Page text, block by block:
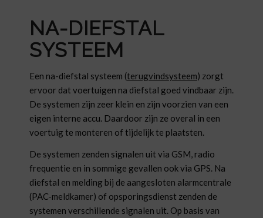
NA-DIEFSTAL
SYSTEEM
Een na-diefstal systeem (terugvindsysteem) zorgt
ervoor dat voertuigen na diefstal goed vindbaar zijn.
De systemen zijn zeer klein en zijn voorzien van een
eigen interne accu. Daardoor zijn ze overal in een
voertuig te monteren of tijdelijk te plaatsten.
De systemen zenden signalen uit via GSM, radio
frequentie en in sommige gevallen ook via GPS. Na
diefstal en melding bij de aangesloten alarmcentrale
(PAC-meldkamer) of opsporingsdienst zenden de
systemen verschillende signalen uit. Op basis van